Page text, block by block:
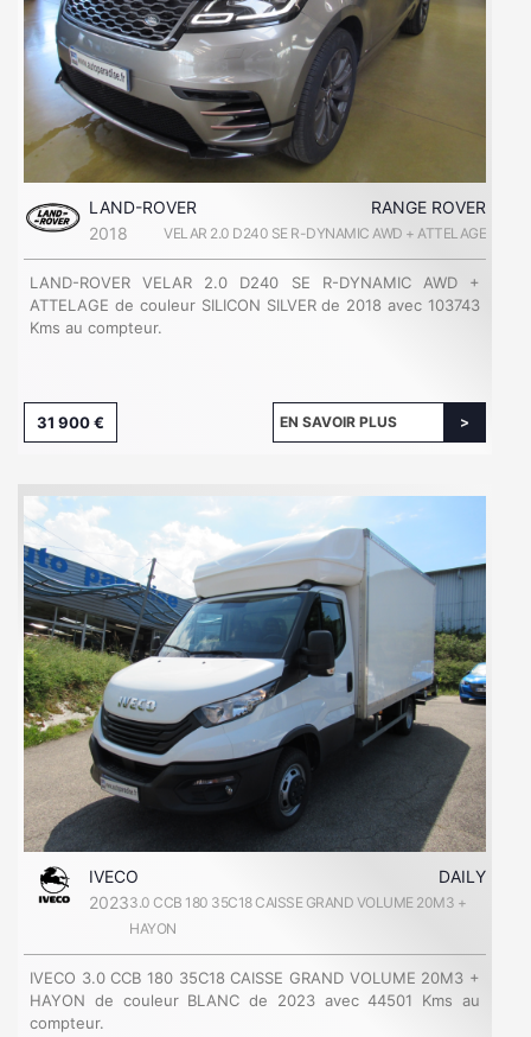
LAND-ROVER
RANGE ROVER
2018
VELAR 2.0 D240 SE R-DYNAMIC AWD + ATTELAGE
LAND-ROVER VELAR 2.0 D240 SE R-DYNAMIC AWD +
ATTELAGE de couleur SILICON SILVER de 2018 avec 103743
Kms au compteur.
31 900 € EN SAVOIR PLUS
IVECO
DAILY
20233.0 CCB 180 35C18 CAISSE GRAND VOLUME 20M3 +
HAYON
IVECO 3.0 CCB 180 35C18 CAISSE GRAND VOLUME 20M3 +
HAYON de couleur BLANC de 2023 avec 44501 Kms au
compteur.